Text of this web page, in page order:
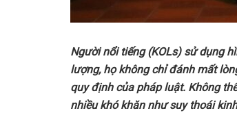
Người nổi tiếng(KOLs) sử dụng
lượng, họ không chỉ đánh mất
quy định của pháp luật. Không
nhiều khó khăn như suy thoái